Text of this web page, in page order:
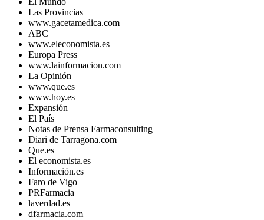
Las Provincias
www.gacetamedica.com
ABC
www.eleconomista.es
Europa Press
www.lainformacion.com
La Opinión
www.que.es
www.hoy.es
Expansión
El País
Notas de Prensa Farmaconsulting
Diari de Tarragona.com
Que.es
El economista.es
Información.es
Faro de Vigo
PRFarmacia
laverdad.es
dfarmacia.com